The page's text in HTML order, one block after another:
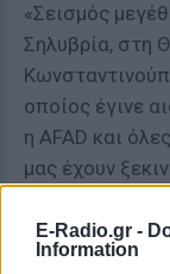
E-Radio.gr -
Information
«Σεισμός
Σηλυβρία, στη
οποίος έγινε
η AFAD και
μας έχουν
να γίνουν
προστατεύει